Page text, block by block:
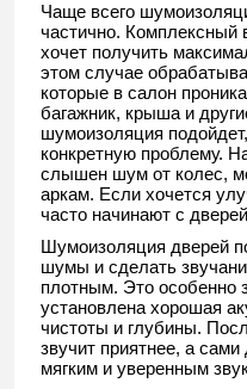
Чаще всего
частично. Комплексный
хочет получить
этом случае
которые в салон
багажник, крыша и
шумоизоляция
конкретную проблему.
слышен шум от колес,
аркам. Если хочется
часто начинают с
Шумоизоляция дверей
шумы и сделать
плотным. Это особенно
установлена хорошая
чистоты и глубины.
звучит приятнее, а
мягким и уверенным